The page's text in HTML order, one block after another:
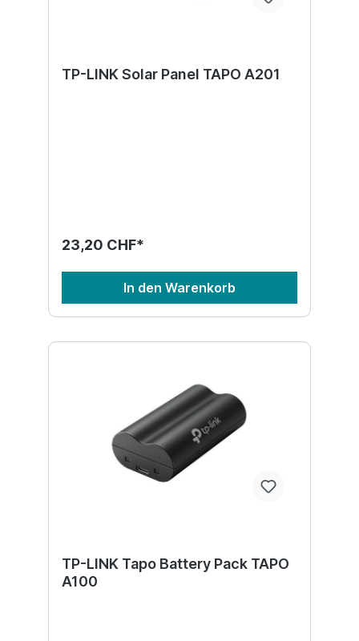
TP-LINK Solar Panel TAPO A201
23,20 CHF*
In den Warenkorb
TP-LINK Tapo Battery Pack TAPO
A100